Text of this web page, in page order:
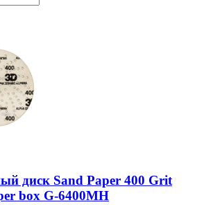
диск Sand Paper 400 Grit
box G-6400MH